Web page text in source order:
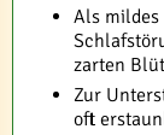
Als
zarten
Zur
oft